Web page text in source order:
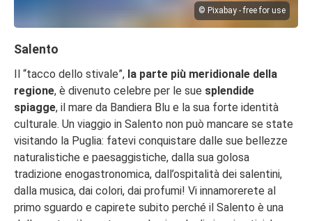
© Pixabay - free for use
Salento
Il “tacco dello stivale”, la parte più meridionale della
regione, è divenuto celebre per le sue splendide
spiagge, il mare da Bandiera Blu e la sua forte identità
culturale. Un viaggio in Salento non può mancare se state
visitando la Puglia: fatevi conquistare dalle sue bellezze
naturalistiche e paesaggistiche, dalla sua golosa
tradizione enogastronomica, dall’ospitalità dei salentini,
dalla musica, dai colori, dai profumi! Vi innamorerete al
primo sguardo e capirete subito perché il Salento è una